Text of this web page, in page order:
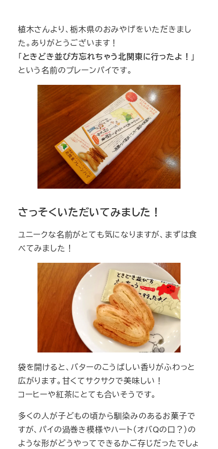
リ
ー
植木さんより、栃木県のおみやげをいただきまし
た。ありがとうございます！
「ときどき並び方忘れちゃう北関東に行ったよ！ 」
という名前のプレーンパイです。
さっそくいただいてみました！
ユニークな名前がとても気になりますが、まずは食
べてみました！
袋を開けると、バターのこうばしい香りがふわっと
広がります。甘くてサクサクで美味しい！
コーヒーや紅茶にとても合いそうです。
多くの人が子どもの頃から馴染みのあるお菓子で
すが、パイの渦巻き模様やハート（オバQの口？）の
ような形がどうやってできるかご存じだったでしょ